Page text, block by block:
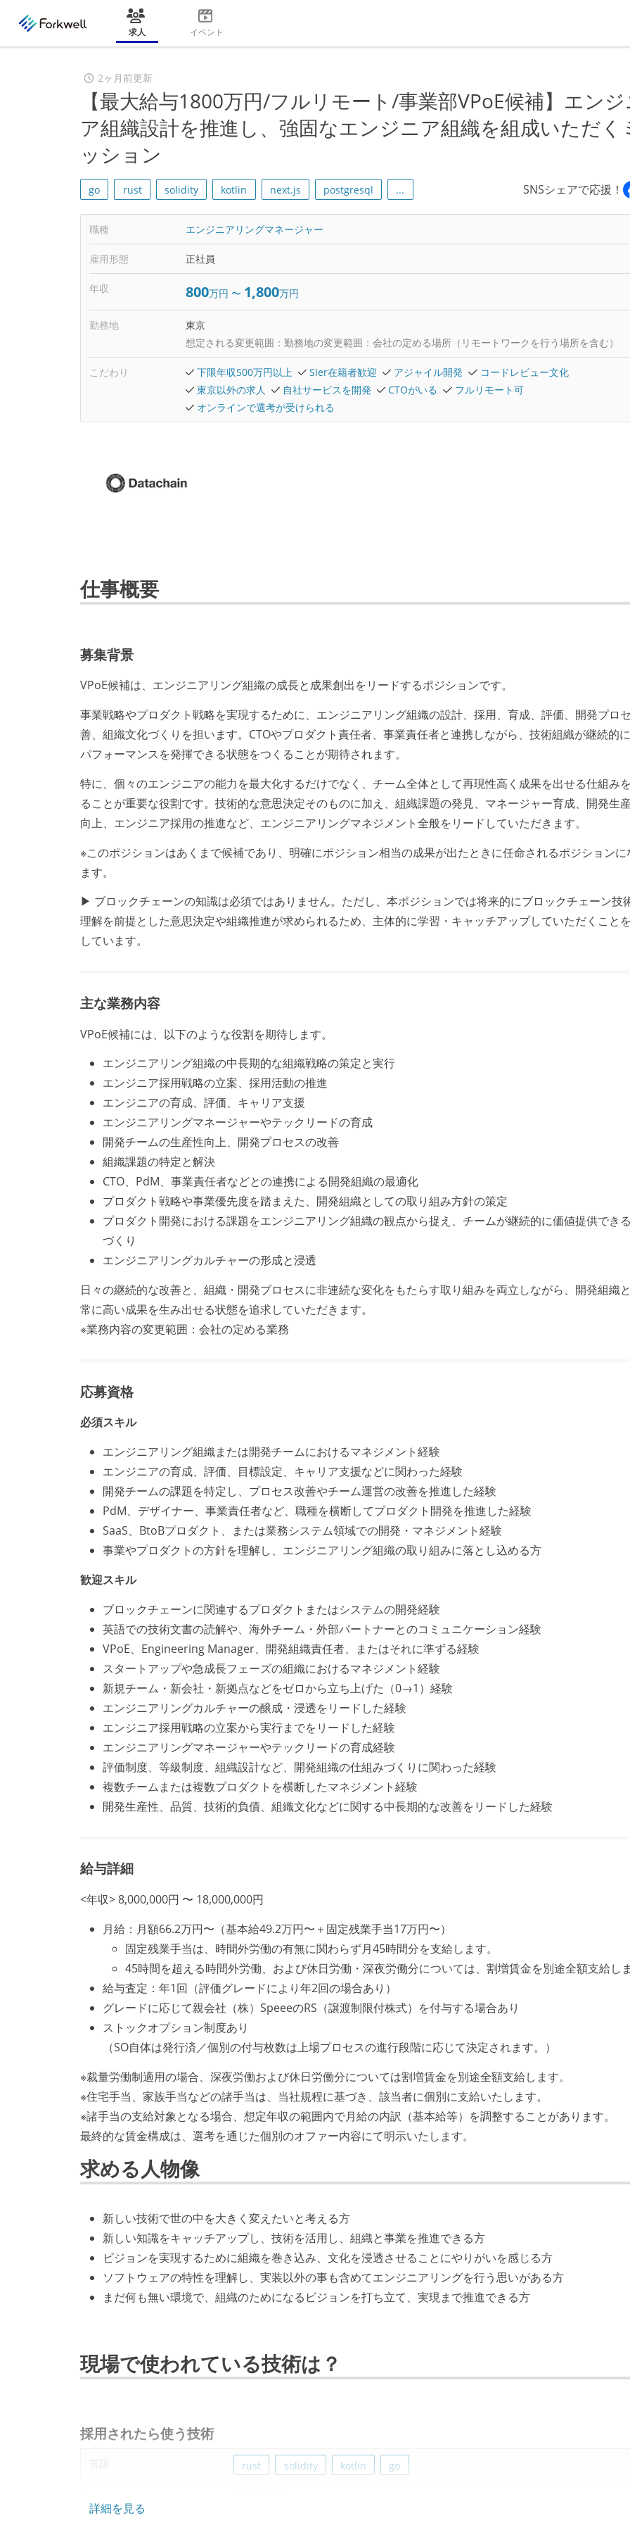
求人 イベント
2ヶ月前更新
【最大給与1800万円/フルリモート/事業部VPoE候補】エン
ア組織設計を推進し、強固なエンジニア組織を組成いただく
ッション
go rust solidity kotlin next.js postgresql ... SNSシェアで応援！
職種 エンジニアリングマネージャー
雇用形態 正社員
年収 800万円 〜 1,800万円
勤務地
東京
想定される変更範囲： 勤務地の変更範囲：会社の定める場所（リモートワークを行う場所を含む）
こだわり 下限年収500万円以上 SIer在籍者歓迎 アジャイル開発
コードレビュー文化
東京以外の求人
自社サービスを開発 CTOがいる
フルリモート可
オンラインで選考が受けられる
仕事概要
募集背景
VPoE候補は、エンジニアリング組織の成長と成果創出をリードするポジションです。
事業戦略やプロダクト戦略を実現するために、エンジニアリング組織の設計、採用、育成、評価、開発プロ
善、組織文化づくりを担います。CTOやプロダクト責任者、事業責任者と連携しながら、技術組織が継続的
パフォーマンスを発揮できる状態をつくることが期待されます。
特に、個々のエンジニアの能力を最大化するだけでなく、チーム全体として再現性高く成果を出せる仕組み
ることが重要な役割です。技術的な意思決定そのものに加え、組織課題の発見、マネージャー育成、開発生
向上、エンジニア採用の推進など、エンジニアリングマネジメント全般をリードしていただきます。
※このポジションはあくまで候補であり、明確にポジション相当の成果が出たときに任命されるポジションに
ます。
▶ ブロックチェーンの知識は必須ではありません。ただし、本ポジションでは将来的にブロックチェーン技
理解を前提とした意思決定や組織推進が求められるため、主体的に学習・キャッチアップしていただくこと
しています。
主な業務内容
VPoE候補には、以下のような役割を期待します。
エンジニアリング組織の中長期的な組織戦略の策定と実行
エンジニア採用戦略の立案、採用活動の推進
エンジニアの育成、評価、キャリア支援
エンジニアリングマネージャーやテックリードの育成
開発チームの生産性向上、開発プロセスの改善
組織課題の特定と解決
CTO、PdM、事業責任者などとの連携による開発組織の最適化
プロダクト戦略や事業優先度を踏まえた、開発組織としての取り組み方針の策定
プロダクト開発における課題をエンジニアリング組織の観点から捉え、チームが継続的に価値提供でき
づくり
エンジニアリングカルチャーの形成と浸透
日々の継続的な改善と、組織・開発プロセスに非連続な変化をもたらす取り組みを両立しながら、開発組織
常に高い成果を生み出せる状態を追求していただきます。
※業務内容の変更範囲：会社の定める業務
応募資格
必須スキル
エンジニアリング組織または開発チームにおけるマネジメント経験
エンジニアの育成、評価、目標設定、キャリア支援などに関わった経験
開発チームの課題を特定し、プロセス改善やチーム運営の改善を推進した経験
PdM、デザイナー、事業責任者など、職種を横断してプロダクト開発を推進した経験
SaaS、BtoBプロダクト、または業務システム領域での開発・マネジメント経験
事業やプロダクトの方針を理解し、エンジニアリング組織の取り組みに落とし込める方
歓迎スキル
ブロックチェーンに関連するプロダクトまたはシステムの開発経験
英語での技術文書の読解や、海外チーム・外部パートナーとのコミュニケーション経験
VPoE、Engineering Manager、開発組織責任者、またはそれに準ずる経験
スタートアップや急成長フェーズの組織におけるマネジメント経験
新規チーム・新会社・新拠点などをゼロから立ち上げた（0→1）経験
エンジニアリングカルチャーの醸成・浸透をリードした経験
エンジニア採用戦略の立案から実行までをリードした経験
エンジニアリングマネージャーやテックリードの育成経験
評価制度、等級制度、組織設計など、開発組織の仕組みづくりに関わった経験
複数チームまたは複数プロダクトを横断したマネジメント経験
開発生産性、品質、技術的負債、組織文化などに関する中長期的な改善をリードした経験
給与詳細
<年収> 8,000,000円 〜 18,000,000円
月給：月額66.2万円〜（基本給49.2万円〜＋固定残業手当17万円〜）
固定残業手当は、時間外労働の有無に関わらず月45時間分を支給します。
45時間を超える時間外労働、および休日労働・深夜労働分については、割増賃金を別途全額支給し
給与査定：年1回（評価グレードにより年2回の場合あり）
グレードに応じて親会社（株）SpeeeのRS（譲渡制限付株式）を付与する場合あり
ストックオプション制度あり
（SO自体は発行済／個別の付与枚数は上場プロセスの進行段階に応じて決定されます。）
※裁量労働制適用の場合、深夜労働および休日労働分については割増賃金を別途全額支給します。
※住宅手当、家族手当などの諸手当は、当社規程に基づき、該当者に個別に支給いたします。
※諸手当の支給対象となる場合、想定年収の範囲内で月給の内訳（基本給等）を調整することがあります。
最終的な賃金構成は、選考を通じた個別のオファー内容にて明示いたします。
求める人物像
新しい技術で世の中を大きく変えたいと考える方
新しい知識をキャッチアップし、技術を活用し、組織と事業を推進できる方
ビジョンを実現するために組織を巻き込み、文化を浸透させることにやりがいを感じる方
ソフトウェアの特性を理解し、実装以外の事も含めてエンジニアリングを行う思いがある方
まだ何も無い環境で、組織のためになるビジョンを打ち立て、実現まで推進できる方
現場で使われている技術は？
採用されたら使う技術
言語 rust solidity kotlin go
詳細を見る